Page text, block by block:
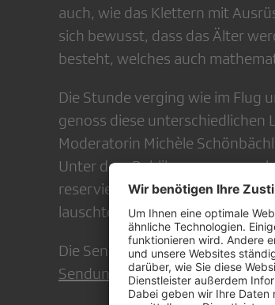
auch, wie das Klettern mit
sich bewusst, dass das Älter
besteht, welches auch
Die Stunde verging wie im Flug
genoss diese unterschiedlichen
Moderatorin Michèle
Unter dem Publikum waren
reservierten Plätzen und
lauschten.
Die Sendung «Persönlich»
Sendungsaufzeichnung